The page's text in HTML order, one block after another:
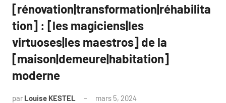
[rénovation|transformation|réhabilita
tion] : [les magiciens|les
virtuoses|les maestros] de la
[maison|demeure|habitation]
moderne
par Louise KESTEL mars 5, 2024